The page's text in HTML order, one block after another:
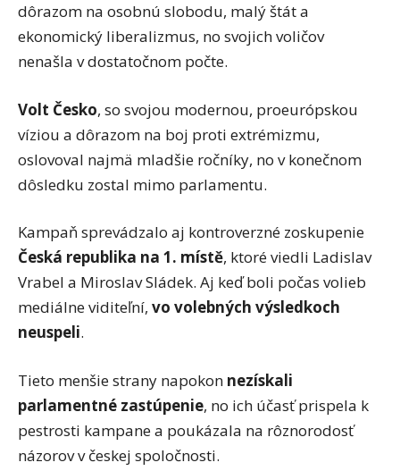
dôrazom na osobnú slobodu, malý štát a
ekonomický liberalizmus, no svojich voličov
nenašla v dostatočnom počte.
Volt Česko, so svojou modernou, proeurópskou
víziou a dôrazom na boj proti extrémizmu,
oslovoval najmä mladšie ročníky, no v konečnom
dôsledku zostal mimo parlamentu.
Kampaň sprevádzalo aj kontroverzné zoskupenie
Česká republika na 1. místě, ktoré viedli Ladislav
Vrabel a Miroslav Sládek. Aj keď boli počas volieb
mediálne viditeľní, vo volebných výsledkoch
neuspeli.
Tieto menšie strany napokon nezískali
parlamentné zastúpenie, no ich účasť prispela k
pestrosti kampane a poukázala na rôznorodosť
názorov v českej spoločnosti.